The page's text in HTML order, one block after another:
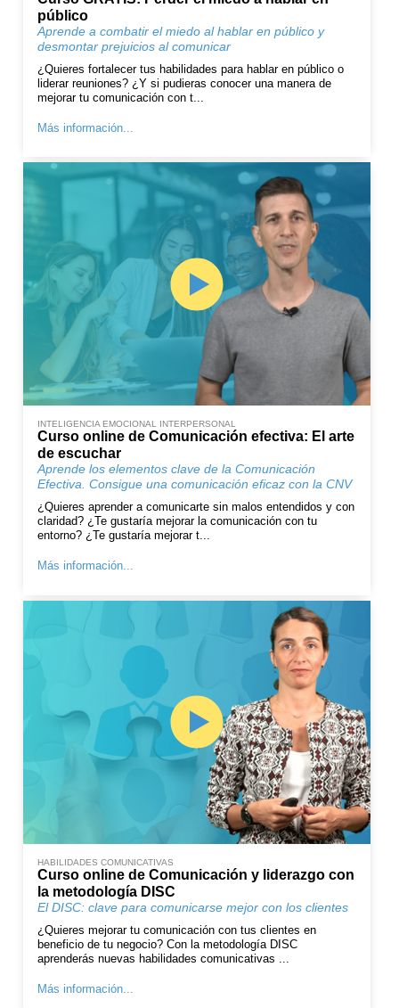
público
Aprende a combatir el miedo al hablar en público y
desmontar prejuicios al comunicar
¿Quieres fortalecer tus habilidades para hablar en público o
liderar reuniones? ¿Y si pudieras conocer una manera de
mejorar tu comunicación con t...
Más información...
INTELIGENCIA EMOCIONAL INTERPERSONAL
Curso online de Comunicación efectiva: El arte
de escuchar
Aprende los elementos clave de la Comunicación
Efectiva. Consigue una comunicación eficaz con la CNV
¿Quieres aprender a comunicarte sin malos entendidos y con
claridad? ¿Te gustaría mejorar la comunicación con tu
entorno? ¿Te gustaría mejorar t...
Más información...
HABILIDADES COMUNICATIVAS
Curso online de Comunicación y liderazgo con
la metodología DISC
El DISC: clave para comunicarse mejor con los clientes
¿Quieres mejorar tu comunicación con tus clientes en
beneficio de tu negocio? Con la metodología DISC
aprenderás nuevas habilidades comunicativas ...
Más información...